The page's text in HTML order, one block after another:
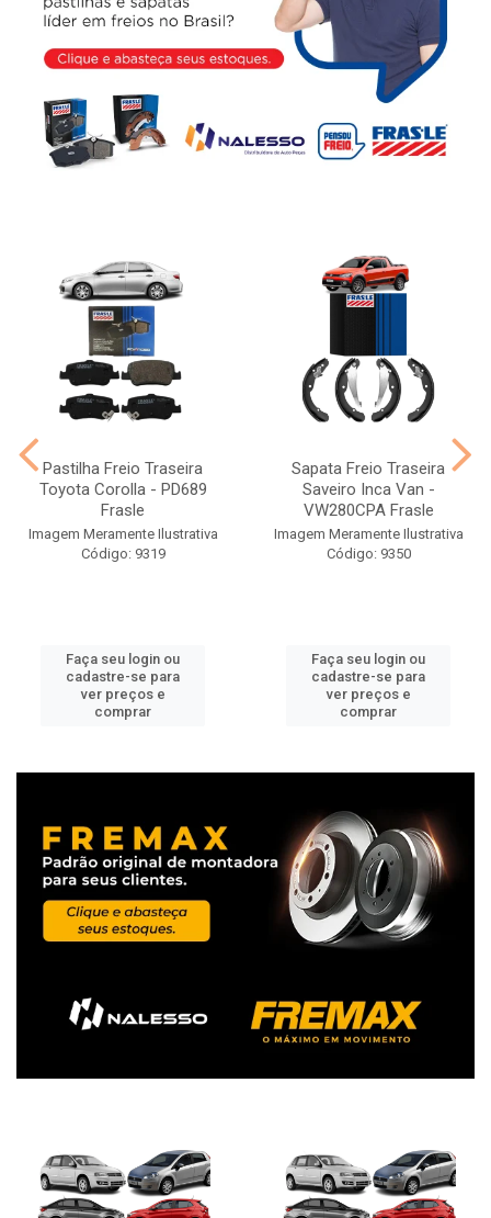
Pastilha Freio Traseira
Toyota Corolla - PD689
Frasle
Imagem Meramente Ilustrativa
Código: 9319
Faça seu login ou
cadastre-se para
ver preços e
comprar
Sapata Freio Traseira
Saveiro Inca Van -
VW280CPA Frasle
Imagem Meramente Ilustrativa
Código: 9350
Faça seu login ou
cadastre-se para
ver preços e
comprar